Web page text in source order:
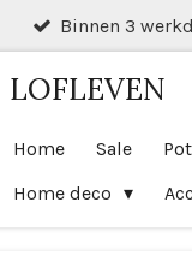
Binnen 3
LOFLEVEN
Home Sale
Home deco